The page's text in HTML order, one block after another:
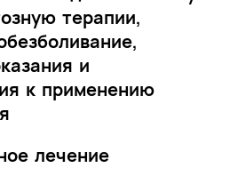
терапии,
и
к применению
лечение